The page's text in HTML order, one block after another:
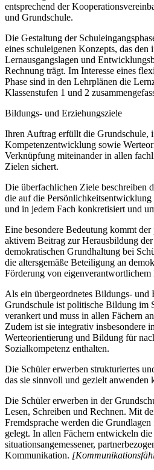
entsprechend der
und Grundschule.
Die Gestaltung der
eines schuleigenen Konzepts, das den
Lernausgangslagen und
Rechnung trägt. Im Interesse eines
Phase sind in den Lehrplänen die
Klassenstufen 1 und 2
Bildungs- und Erziehungsziele
Ihren Auftrag erfüllt die Grundschule,
Kompetenzentwicklung sowie
Verknüpfung miteinander in allen
Zielen sichert.
Die überfachlichen Ziele beschreiben
die auf die
und in jedem Fach konkretisiert und
Eine besondere Bedeutung kommt
aktivem Beitrag zur Herausbildung
demokratischen Grundhaltung bei
die altersgemäße Beteiligung an
Förderung von eigenverantwortlichem
Als ein übergeordnetes Bildungs- und
Grundschule ist politische Bildung im
verankert und muss in allen Fächern
Zudem ist sie integrativ insbesondere
Werteorientierung und Bildung für
Sozialkompetenz enthalten.
Die Schüler erwerben strukturiertes
das sie sinnvoll und gezielt anwenden
Die Schüler erwerben in der
Lesen, Schreiben und Rechnen. Mit
Fremdsprache werden die
gelegt. In allen Fächern entwickeln
situationsangemessener,
Kommunikation.